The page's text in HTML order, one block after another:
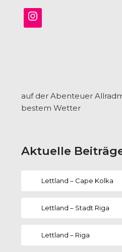
auf der Abenteuer
bestem Wetter
Aktuelle
Lettland – Cape Kolka
Lettland – Stadt Riga
Lettland – Riga